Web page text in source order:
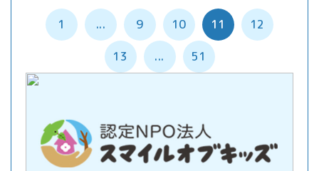
1 ... 9 10 11 12
13 ... 51